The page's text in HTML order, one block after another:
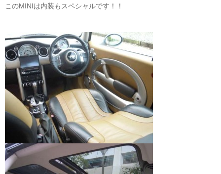
このMINIは内装もスペシャルです！！